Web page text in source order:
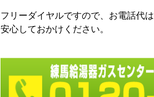
フリーダイヤルですので、お電話代
安心しておかけください。